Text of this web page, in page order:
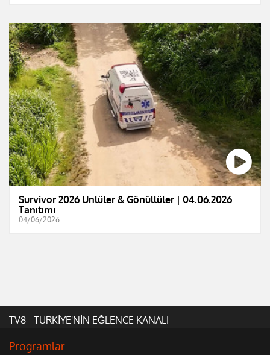
Survivor 2026 Ünlüler & Gönüllüler | 04.06.2026
Tanıtımı
04/06/2026
TV8 - TÜRKİYE'NİN EĞLENCE KANALI
Programlar